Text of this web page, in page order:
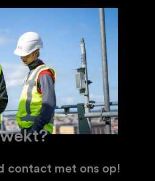
contact met ons op!